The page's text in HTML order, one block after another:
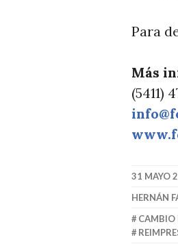
I
S
Para
Más
(5411)
31 MAYO
HERNÁN
CAMBIO